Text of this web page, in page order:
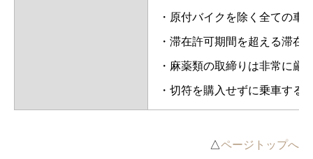
・原付バイクを除く全ての車
・滞在許可期間を超える滞在
・麻薬類の取締りは非常に
・切符を購入せずに乗車する
△ページトップへ